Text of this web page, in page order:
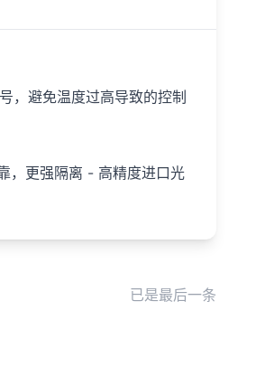
，避免温度过高导致的控制
，更强隔离 - 高精度进口光
已是最后一条